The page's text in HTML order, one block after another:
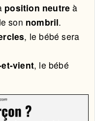
position neutre à
son nombril.
, le bébé sera
vient, le bébé